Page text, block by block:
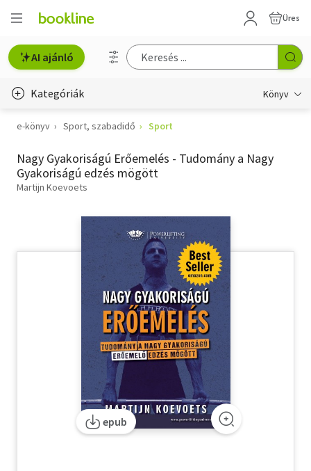
Üres
AI ajánló
Kategóriák Könyv
Életmód, egészség
Erotika
Gyermek- és ifjúsági
Hobbi, szabadidő
Szótár, nyelvkönyv
Tankönyv, segédkönyv
Társadalomtudomány
Természettudomány
e-könyv Sport, szabadidő Sport
Nagy Gyakoriságú Erőemelés - Tudomány a Nagy
Gyakoriságú edzés mögött
Martijn Koevoets
epub